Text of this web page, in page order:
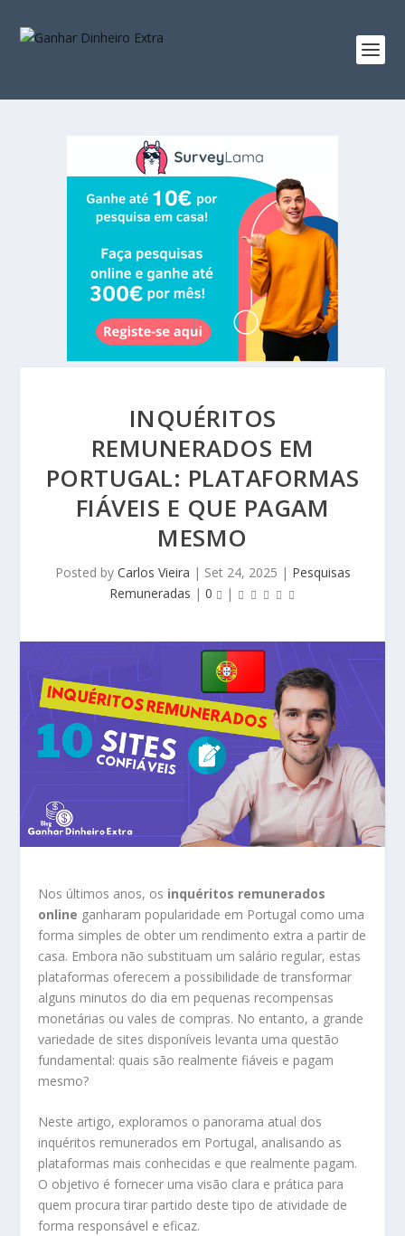
INQUÉRITOS
REMUNERADOS EM
PORTUGAL: PLATAFORMAS
FIÁVEIS E QUE PAGAM
MESMO
Posted by Carlos Vieira | Set 24, 2025 | Pesquisas
Remuneradas | 0 |
Nos últimos anos, os inquéritos remunerados
online ganharam popularidade em Portugal como uma
forma simples de obter um rendimento extra a partir de
casa. Embora não substituam um salário regular, estas
plataformas oferecem a possibilidade de transformar
alguns minutos do dia em pequenas recompensas
monetárias ou vales de compras. No entanto, a grande
variedade de sites disponíveis levanta uma questão
fundamental: quais são realmente fiáveis e pagam
mesmo?
Neste artigo, exploramos o panorama atual dos
inquéritos remunerados em Portugal, analisando as
plataformas mais conhecidas e que realmente pagam.
O objetivo é fornecer uma visão clara e prática para
quem procura tirar partido deste tipo de atividade de
forma responsável e eficaz.